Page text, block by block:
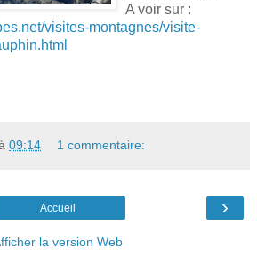
A voir sur :
visites-montagnes/visite-
09:14 1 commentaire:
›
Accueil
la version Web